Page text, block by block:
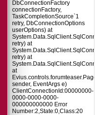
DbConnectionFactory
connectionFactory,
TaskCompletionSource`1
retry, DbConnectionOptions
userOptions) at
retry) at
retry) at
at
sender, EventArgs e)
ClientConnectionId:00000000-
0000-0000-0000-
000000000000 Error
Number:2,State:0,Class:20